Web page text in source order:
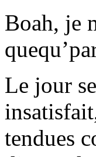
Boah, je
Le jour
tendues